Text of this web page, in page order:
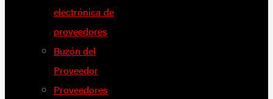
electrónica de
proveedores
Buzón del
Proveedor
Proveedores